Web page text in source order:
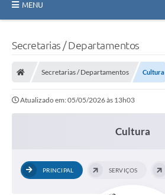
MENU
Concessão Pública
Contratos
Secretarias / Departamentos
Secretarias / Departamentos Cultura
Atualizado em: 05/05/2026 às 13h03
Cultura
PRINCIPAL SERVIÇOS